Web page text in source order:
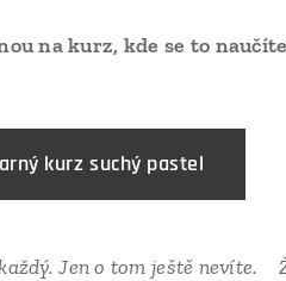
na kurz, kde se to
kurz suchý pastel
Jen o tom ještě nevíte.